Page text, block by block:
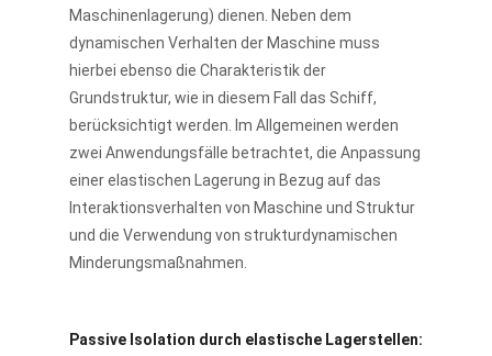
Maschinenlagerung) dienen. Neben dem
dynamischen Verhalten der Maschine muss
hierbei ebenso die Charakteristik der
Grundstruktur, wie in diesem Fall das Schiff,
berücksichtigt werden. Im Allgemeinen werden
zwei Anwendungsfälle betrachtet, die Anpassung
einer elastischen Lagerung in Bezug auf das
Interaktionsverhalten von Maschine und Struktur
und die Verwendung von strukturdynamischen
Minderungsmaßnahmen.
Passive Isolation durch elastische Lagerstellen: